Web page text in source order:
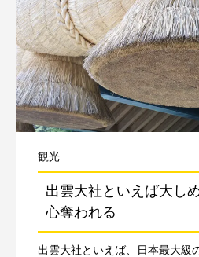
観光
出雲大社といえば大し
心奪われる
出雲大社といえば、日本最大級